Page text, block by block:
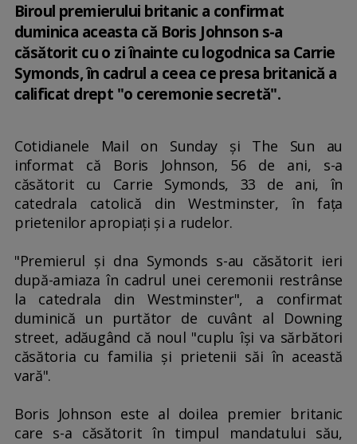
Biroul premierului britanic a confirmat
duminica aceasta că Boris Johnson s-a
căsătorit cu o zi înainte cu logodnica sa Carrie
Symonds, în cadrul a ceea ce presa britanică a
calificat drept "o ceremonie secretă".
Cotidianele Mail on Sunday şi The Sun au
informat că Boris Johnson, 56 de ani, s-a
căsătorit cu Carrie Symonds, 33 de ani, în
catedrala catolică din Westminster, în faţa
prietenilor apropiaţi şi a rudelor.
"Premierul şi dna Symonds s-au căsătorit ieri
după-amiaza în cadrul unei ceremonii restrânse
la catedrala din Westminster", a confirmat
duminică un purtător de cuvânt al Downing
street, adăugând că noul "cuplu îşi va sărbători
căsătoria cu familia şi prietenii săi în această
vară".
Boris Johnson este al doilea premier britanic
care s-a căsătorit în timpul mandatului său,